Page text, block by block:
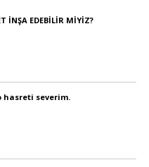
İNŞA EDEBİLİR MİYİZ?
hasreti severim.